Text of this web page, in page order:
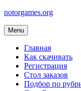
Skip
content
notorgames.org
Menu
Главная
Как скачивать
Регистрация
Стол заказов
Подбор по